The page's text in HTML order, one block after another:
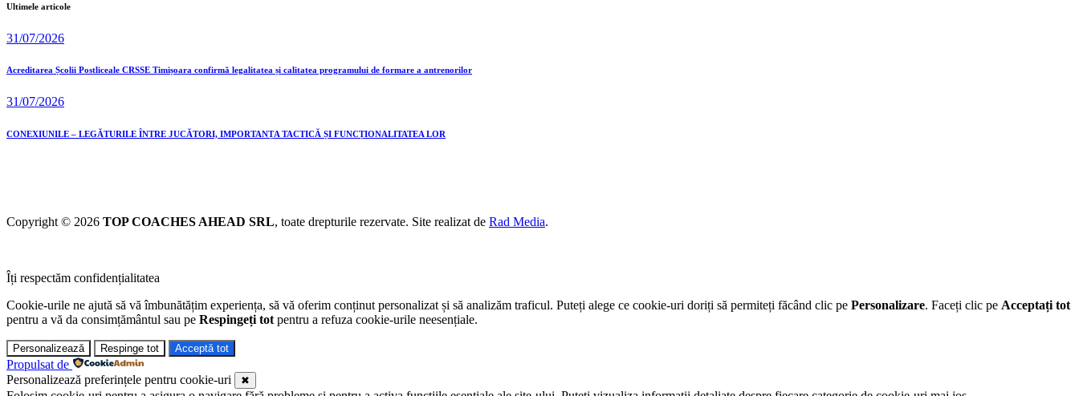
Ultimele articole
31/07/2026
Acreditarea Școlii Postliceale CRSSE Timișoara confirmă legalitatea și calitatea programului de formare a antrenorilor
31/07/2026
CONEXIUNILE – LEGĂTURILE ÎNTRE JUCĂTORI, IMPORTANȚA TACTICĂ ȘI FUNCȚIONALITATEA LOR
Copyright © 2026 TOP COACHES AHEAD SRL, toate drepturile rezervate. Site realizat de Rad Media.
Îți respectăm confidențialitatea
Cookie-urile ne ajută să vă îmbunătățim experiența, să vă oferim conținut personalizat și să analizăm traficul. Puteți alege ce cookie-uri doriți să permiteți făcând clic pe Personalizare. Faceți clic pe Acceptați tot
pentru a vă da consimțământul sau pe Respingeți tot pentru a refuza cookie-urile neesențiale.
Personalizează Respinge tot Acceptă tot
Propulsat de
Personalizează preferințele pentru cookie-uri
✖